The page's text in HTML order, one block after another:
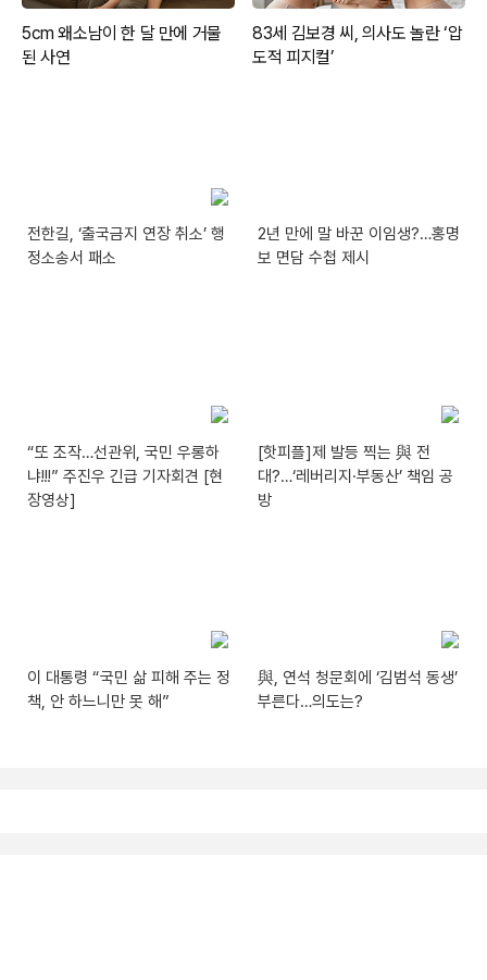
전한길, ‘출국금지 연장 취소’ 행
정소송서 패소
2년 만에 말 바꾼 이임생?…홍명
보 면담 수첩 제시
“또 조작…선관위, 국민 우롱하
냐!!!” 주진우 긴급 기자회견 [현
장영상]
[핫피플]제 발등 찍는 與 전
대?…‘레버리지·부동산’ 책임 공
방
이 대통령 “국민 삶 피해 주는 정
책, 안 하느니만 못 해”
與, 연석 청문회에 ‘김범석 동생’
부른다…의도는?